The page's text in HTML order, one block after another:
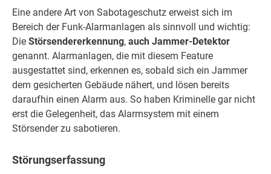
Eine andere Art von Sabotageschutz erweist sich im
Bereich der Funk-Alarmanlagen als sinnvoll und wichtig:
Die Störsendererkennung, auch Jammer-Detektor
genannt. Alarmanlagen, die mit diesem Feature
ausgestattet sind, erkennen es, sobald sich ein Jammer
dem gesicherten Gebäude nähert, und lösen bereits
daraufhin einen Alarm aus. So haben Kriminelle gar nicht
erst die Gelegenheit, das Alarmsystem mit einem
Störsender zu sabotieren.
Störungserfassung